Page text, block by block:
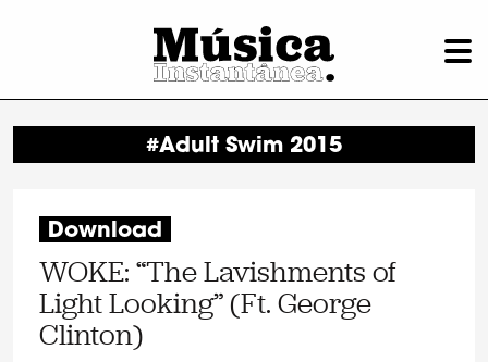
#Adult Swim 2015
Download
WOKE: “The Lavishments of
Light Looking” (Ft. George
Clinton)